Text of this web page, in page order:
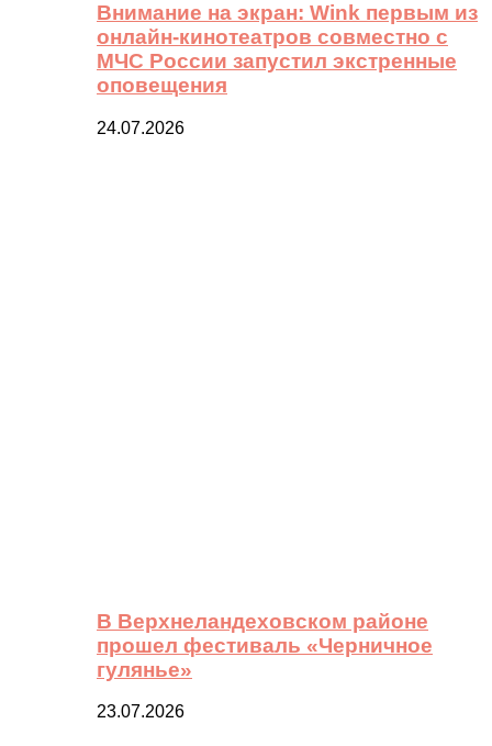
Внимание на экран: Wink первым из
онлайн-кинотеатров совместно с
МЧС России запустил экстренные
оповещения
24.07.2026
В Верхнеландеховском районе
прошел фестиваль «Черничное
гулянье»
23.07.2026